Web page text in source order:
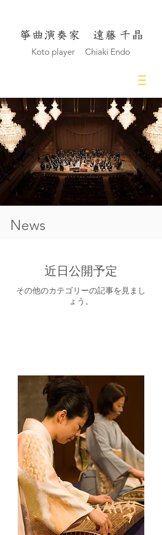
Koto player Chiaki Endo
News
近日公開予定
その他のカテゴリーの記事を見まし
ょう。